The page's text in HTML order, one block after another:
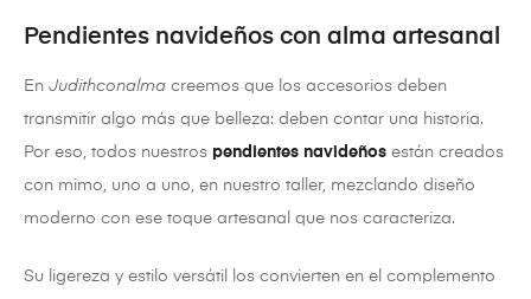
Pendientes navideños con alma artesanal
En Judithconalma creemos que los accesorios deben
transmitir algo más que belleza: deben contar una historia.
Por eso, todos nuestros pendientes navideños están creados
con mimo, uno a uno, en nuestro taller, mezclando diseño
moderno con ese toque artesanal que nos caracteriza.
Su ligereza y estilo versátil los convierten en el complemento